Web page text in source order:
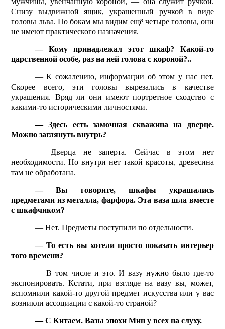
Снизу выдвижной ящик, украшенный ручкой в виде
головы льва. По бокам мы видим ещё четыре головы, они
не имеют практического назначения.
— Кому принадлежал этот шкаф? Какой-то
царственной особе, раз на ней голова с короной?..
— К сожалению, информации об этом у нас нет.
Скорее всего, эти головы вырезались в качестве
украшения. Вряд ли они имеют портретное сходство с
какими-то историческими личностями.
— Здесь есть замочная скважина на дверце.
Можно заглянуть внутрь?
— Дверца не заперта. Сейчас в этом нет
необходимости. Но внутри нет такой красоты, древесина
там не обработана.
— Вы говорите, шкафы украшались
предметами из металла, фарфора. Эта ваза шла вместе
с шкафчиком?
— Нет. Предметы поступили по отдельности.
— То есть вы хотели просто показать интерьер
того времени?
— В том числе и это. И вазу нужно было где-то
экс­понировать. Кстати, при взгляде на вазу вы, может,
вспомнили какой-то другой предмет искусства или у вас
возникли ассоциации с какой-то страной?
— С Китаем. Вазы эпохи Мин у всех на слуху.